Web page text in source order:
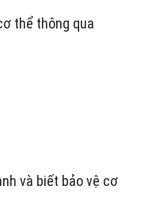
thể thông qua
và biết bảo vệ cơ